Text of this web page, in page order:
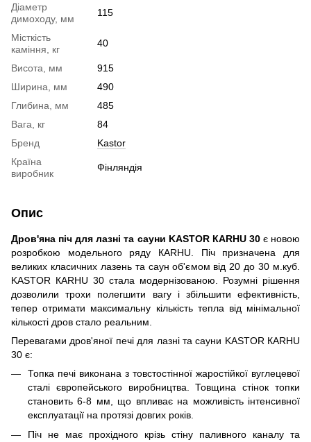
Діаметр
димоходу, мм
115
Місткість
каміння, кг
40
Висота, мм
915
Ширина, мм
490
Глибина, мм
485
Вага, кг
84
Бренд
Kastor
Країна
виробник
Фінляндія
Опис
Дров'яна піч для лазні та сауни KASTOR КARHU 30є новою
розробкою модельного ряду КARHU. Піч призначена для
великих класичних лазень та саун об'ємом від 20 до 30 м.куб.
KASTOR КARHU 30 стала модернізованою. Розумні рішення
дозволили трохи полегшити вагу і збільшити ефективність,
тепер отримати максимальну кількість тепла від мінімальної
кількості дров стало реальним.
Перевагами дров'яної печі для лазні та сауни KASTOR КARHU
30 є:
Топка печі виконана з товстостінної жаростійкої вуглецевої
сталі європейського виробництва. Товщина стінок топки
становить 6-8 мм, що впливає на можливість інтенсивної
експлуатації на протязі довгих років.
Піч не має прохідного крізь стіну паливного каналу та